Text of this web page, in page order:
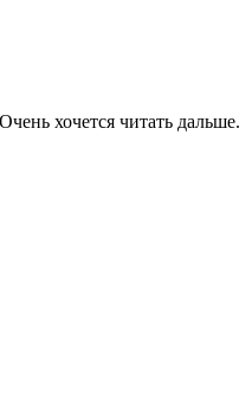
хочется читать дальше.